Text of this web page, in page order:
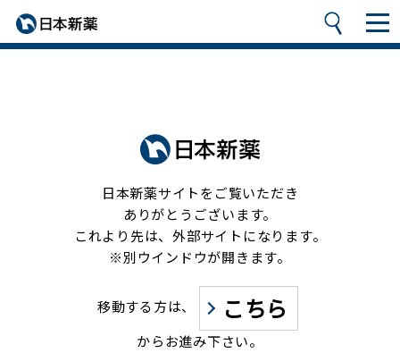
日本新薬サイトをご覧いただき
ありがとうございます。
これより先は、外部サイトになります。
※別ウインドウが開きます。
移動する方は、 こちら
からお進み下さい。